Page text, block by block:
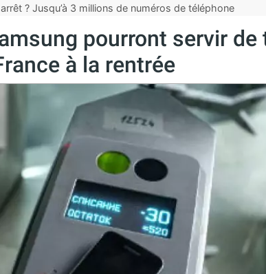
? Jusqu’à 3 millions de numéros de téléphone
pourront servir
à la rentrée